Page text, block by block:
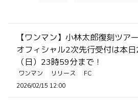
【ワンマン】小林太郎復刻ツア
オフィシャル2次先行受付は本
（日）23時59分まで！
ワンマン リリース
FC
2026/02/15 12:00